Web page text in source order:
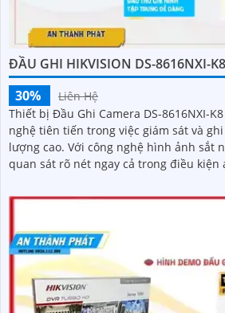
ĐẦU GHI HIKVISION DS-8616NXI-K8
30%
Liên Hệ
Thiết bị Đầu Ghi Camera DS-8616NXI-
nghệ tiên tiến trong việc giám sát và
lượng cao. Với công nghệ hình ảnh sắt nét, thiết bị cho phép
quan sát rõ nét ngay cả trong điều kiện